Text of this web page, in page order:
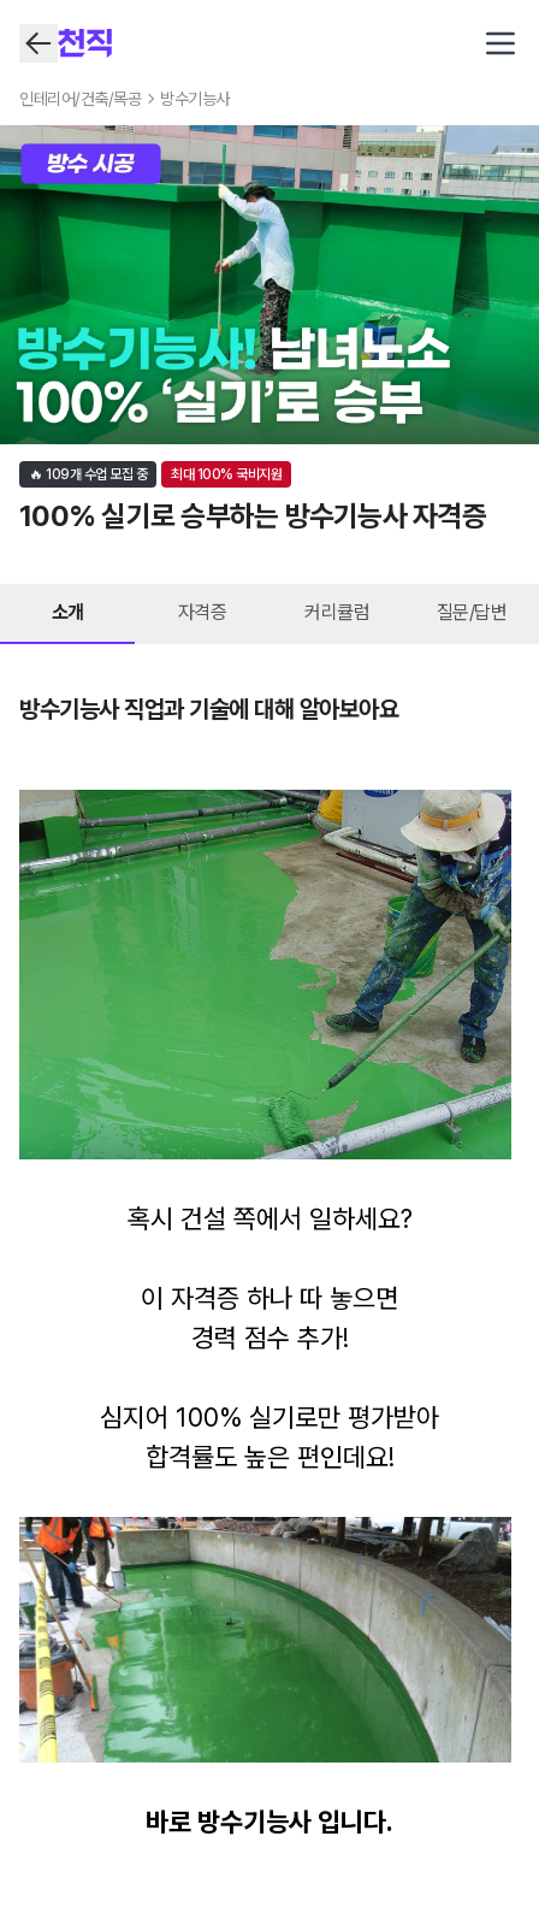
방수기능사학원 어디서 배우지? 국비지원 교육부터 자격증까지 한눈에
인테리어/건축/목공 방수기능사
🔥 109개 수업 모집 중 최대 100% 국비지원
100% 실기로 승부하는 방수기능사 자격증
소개 자격증 커리큘럼 질문/답변
방수기능사 직업과 기술에 대해 알아보아요
혹시 건설 쪽에서 일하세요?
이 자격증 하나 따 놓으면
경력 점수 추가!
심지어 100% 실기로만 평가받아
합격률도 높은 편인데요!
바로 방수기능사 입니다.